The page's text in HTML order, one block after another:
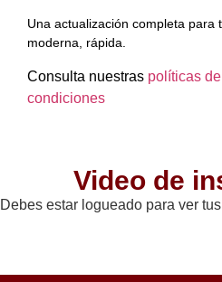
Una actualización completa para
moderna, rápida.
Consulta nuestras políticas
condiciones
Video de
Debes estar logueado para ver